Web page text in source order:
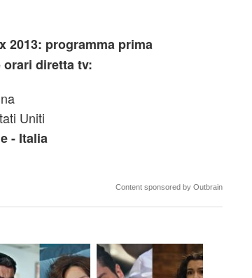
2013: programma prima
orari diretta tv:
Uniti
- Italia
Content sponsored by Outbrain